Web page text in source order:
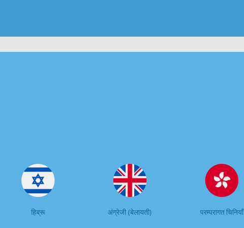
हिब्रू अंग्रेजी (बेलायती) परम्परागत चिनियाँ